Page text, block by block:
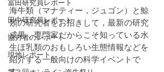
冨田研究員レポート
田中研究員レポート
協力者のレポート
現地レポート
海牛類（マナティー，ジュゴン）と鯨
類の研究者をお招きして，最新の研究
成果，専門家だからこそ知っている水
生ほ乳類のおもしろい生態情報などを
紹介する一般向けの科学イベントで